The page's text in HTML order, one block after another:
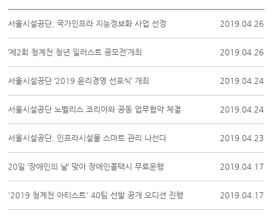
서울시설공단, 국가인프라 지능정보화 사업 선정 2019.04.26
‘제2회 청계천 청년 일러스트 공모전’개최 2019.04.26
서울시설공단 ‘2019 윤리경영 선포식’ 개최 2019.04.24
서울시설공단 노벨리스 코리아와 공동 업무협약 체결 2019.04.24
서울시설공단, 인프라시설물 스마트 관리 나선다 2019.04.23
20일 ‘장애인의 날’ 맞아 장애인콜택시 무료운행 2019.04.17
'2019 청계천 아티스트' 40팀 선발 공개 오디션 진행 2019.04.17